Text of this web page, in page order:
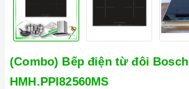
(Combo) Bếp điện từ đôi Bosch
HMH.PPI82560MS